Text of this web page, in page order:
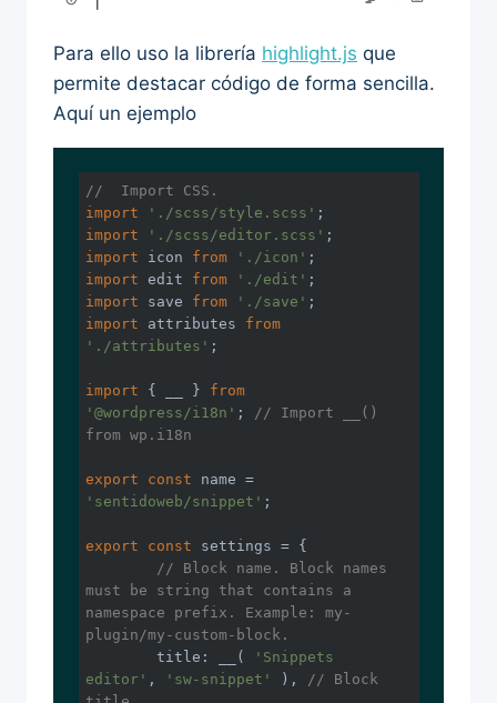
Para ello uso la librería highlight.js que
permite destacar código de forma sencilla.
Aquí un ejemplo
//  Import CSS.
import
'./scss/style.scss'
import
'./scss/editor.scss'
import icon from './icon'
import edit from './edit'
import save from './save'
import attributes from
'./attributes' ;
import { __ } from
'@wordpress/i18n' ;
// Import __()
from wp.i18n
export const
name =
'sentidoweb/snippet' ;
export const settings = {
// Block name. Block names
must be string that contains a
namespace prefix. Example: my-
plugin/my-custom-block.
	title: __(
'Snippets
editor' , 'sw-snippet' ),
// Block